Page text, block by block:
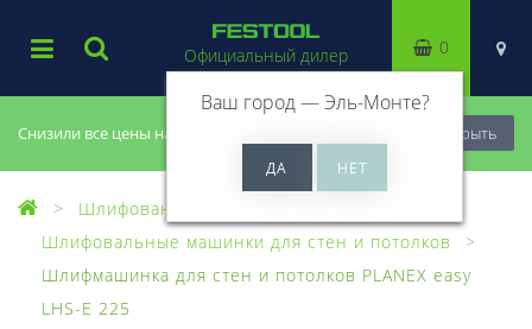
Снизили все цены на 20%, успей купить! Закрыть
Официальный дилер
Ваш город —Эль-Монте?
0
Шлифование
Шлифовальные машинки для стен и потолков
Шлифмашинка для стен и потолков PLANEX easy
LHS-E 225